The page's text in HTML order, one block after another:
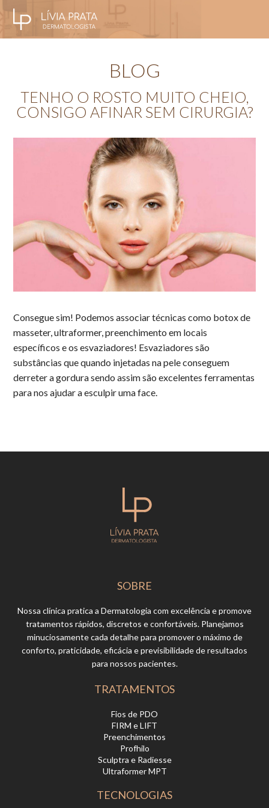
BLOG
TENHO O ROSTO MUITO CHEIO,
CONSIGO AFINAR SEM CIRURGIA?
Consegue sim! Podemos associar técnicas como botox de
masseter, ultraformer, preenchimento em locais
específicos e os esvaziadores! Esvaziadores são
substâncias que quando injetadas na pele conseguem
derreter a gordura sendo assim são excelentes ferramentas
para nos ajudar a esculpir uma face.
SOBRE
Nossa clínica pratica a Dermatologia com excelência e promove
tratamentos rápidos, discretos e confortáveis. Planejamos
minuciosamente cada detalhe para promover o máximo de
conforto, praticidade, eficácia e previsibilidade de resultados
para nossos pacientes.
TRATAMENTOS
Fios de PDO
FIRM e LIFT
Preenchimentos
Profhilo
Sculptra e Radiesse
Ultraformer MPT
TECNOLOGIAS